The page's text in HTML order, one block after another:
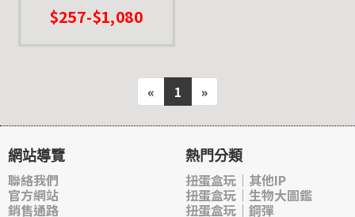
兔
$257-$1,080
« 1 »
網站導覽
聯絡我們
官方網站
銷售通路
熱門分類
扭蛋盒玩｜其他IP
扭蛋盒玩｜生物大圖鑑
扭蛋盒玩｜鋼彈